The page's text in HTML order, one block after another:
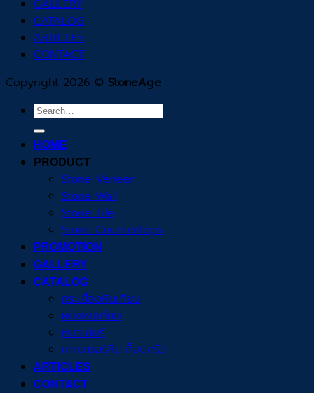
GALLERY
CATALOG
ARTICLES
CONTACT
Copyright 2026 © StoneAge
Search
for:
HOME
PRODUCT
Stone Veneer
Stone Wall
Stone Tile
Stone Countertops
PROMOTION
GALLERY
CATALOG
กระเบื้องหินเทียม
ผนังหินเทียม
หินวีเนียร์
เคาน์เตอร์หิน ท็อปครัว
ARTICLES
CONTACT